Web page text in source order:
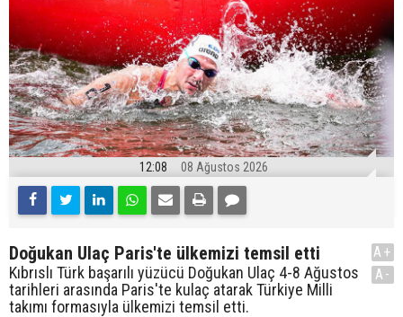
12:08 08 Ağustos 2026
Doğukan Ulaç Paris'te ülkemizi temsil etti
Kıbrıslı Türk başarılı yüzücü Doğukan Ulaç 4-8 Ağustos
tarihleri arasında Paris'te kulaç atarak Türkiye Milli
takımı formasıyla ülkemizi temsil etti.
A+
A-